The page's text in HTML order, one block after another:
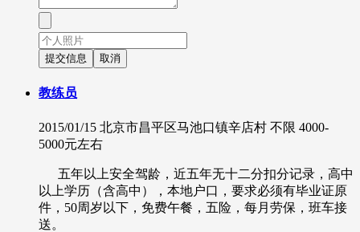
提交信息 取消
教练员
2015/01/15 北京市昌平区马池口镇辛店村 不限 4000-
5000元左右
五年以上安全驾龄，近五年无十二分扣分记录，高中
以上学历（含高中），本地户口，要求必须有毕业证原
件，50周岁以下，免费午餐，五险，每月劳保，班车接
送。